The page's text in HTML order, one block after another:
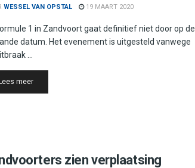
WESSEL VAN OPSTAL 19 MAART 2020
1 in Zandvoort gaat definitief niet door op de
datum. Het evenement is uitgesteld vanwege
...
Lees meerDetails
zien verplaatsing